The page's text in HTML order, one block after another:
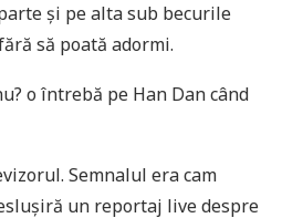
și pe alta sub becurile
să poată adormi.
o întrebă pe Han Dan când
Semnalul era cam
un reportaj live despre